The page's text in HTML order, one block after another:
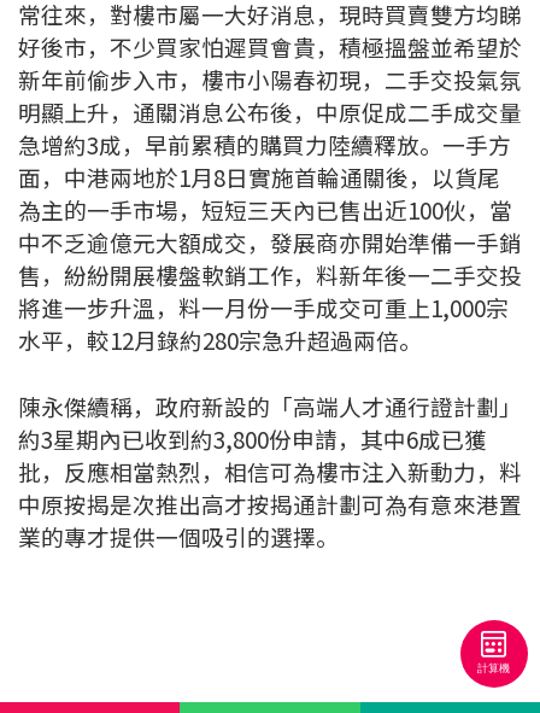
本網頁所提供資料僅作參考用途。
若因錯漏而引致任何不便或損失，中原按揭概不負責。
本網站採用無障礙網頁設計，如有任何問題，可查詢：
2889 2886 / cmb@mail.centanet.com
中原地產 | 網上搵樓 |
中原工商舖
© 2026 中原按揭經紀有限公司 Centaline Mortgage Broker Limited 版權所有
條款及細則
| 私隱政策聲明
常往來，對樓市屬一大好消息，現時買賣雙方均睇
好後市，不少買家怕遲買會貴，積極搵盤並希望於
新年前偷步入市，樓市小陽春初現，二手交投氣氛
明顯上升，通關消息公布後，中原促成二手成交量
急增約3成，早前累積的購買力陸續釋放。一手方
面，中港兩地於1月8日實施首輪通關後，以貨尾
為主的一手市場，短短三天內已售出近100伙，當
中不乏逾億元大額成交，發展商亦開始準備一手銷
售，紛紛開展樓盤軟銷工作，料新年後一二手交投
將進一步升溫，料一月份一手成交可重上1,000宗
水平，較12月錄約280宗急升超過兩倍。
陳永傑續稱，政府新設的「高端人才通行證計劃」
約3星期內已收到約3,800份申請，其中6成已獲
批，反應相當熱烈，相信可為樓市注入新動力，料
中原按揭是次推出高才按揭通計劃可為有意來港置
業的專才提供一個吸引的選擇。